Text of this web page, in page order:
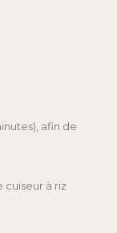
afin de
cuiseur à riz